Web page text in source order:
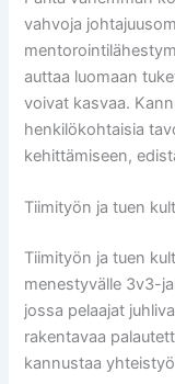
vahvoja
auttaa luomaan
voivat kasvaa.
henkilökohtaisia
kehittämiseen,
Tiimityön ja tuen
Tiimityön ja tuen
menestyvälle 3v3-
jossa pelaajat
rakentavaa
kannustaa